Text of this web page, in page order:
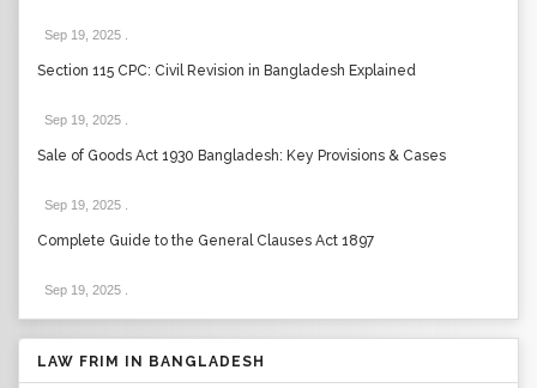
Sep 19, 2025
Section 115 CPC: Civil Revision in Bangladesh Explained
Sep 19, 2025
Sale of Goods Act 1930 Bangladesh: Key Provisions & Cases
Sep 19, 2025
Complete Guide to the General Clauses Act 1897
Sep 19, 2025
LAW FRIM IN BANGLADESH